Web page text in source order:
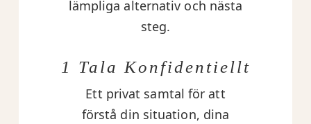
lämpliga alternativ och nästa
steg.
1 Tala Konfidentiellt
Ett privat samtal för att
förstå din situation, dina